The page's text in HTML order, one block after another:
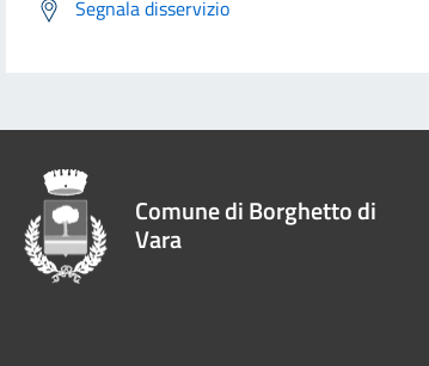
Segnala disservizio
Comune di Borghetto di
Vara